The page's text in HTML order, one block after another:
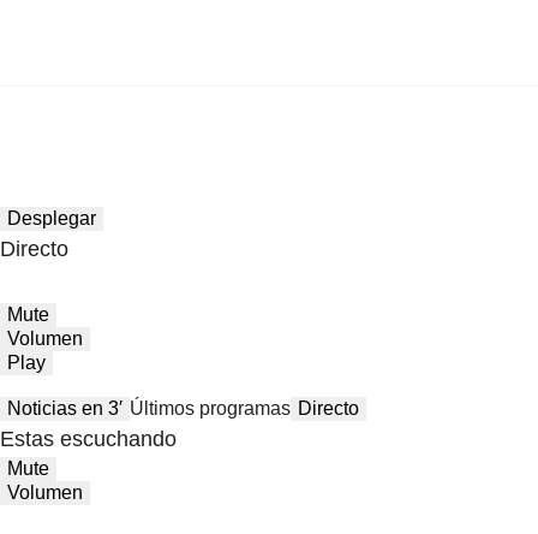
Desplegar
Directo
Mute
Volumen
Play
Noticias en 3′ Últimos programas Directo
Estas escuchando
Mute
Volumen